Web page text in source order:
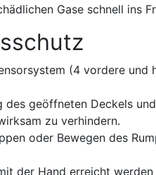
Gase schnell ins
(4 vordere
des geöffneten Deckels
zu verhindern.
oder Bewegen des
der Hand erreicht